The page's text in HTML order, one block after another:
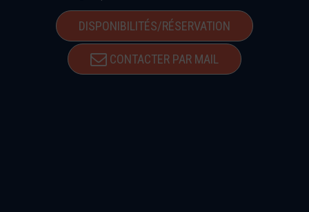
DISPONIBILITÉS/RÉSERVATION
CONTACTER PAR MAIL